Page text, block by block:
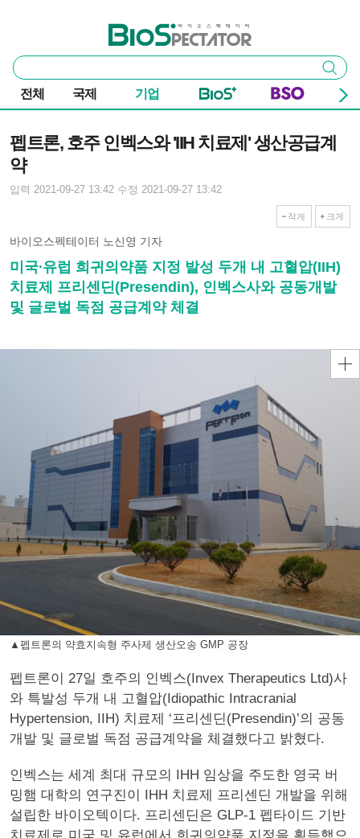
바이오스펙테이터
통
합
검
색
검색
전체 국제 기업
펩트론, 호주 인벡스와 'IIH 치료제' 생산공급계
약
입력 2021-09-27 13:42 수정 2021-09-27 13:42
작게 크게
바이오스펙테이터 노신영 기자
미국∙유럽 희귀의약품 지정 발성 두개 내 고혈압(IIH)
치료제 프리센딘(Presendin), 인벡스사와 공동개발
및 글로벌 독점 공급계약 체결
▲펩트론의 약효지속형 주사제 생산오송 GMP 공장
펩트론이 27일 호주의 인벡스(Invex Therapeutics Ltd)사
와 특발성 두개 내 고혈압(Idiopathic Intracranial
Hypertension, IIH) 치료제 ‘프리센딘(Presendin)’의 공동
개발 및 글로벌 독점 공급계약을 체결했다고 밝혔다.
인벡스는 세계 최대 규모의 IHH 임상을 주도한 영국 버
밍햄 대학의 연구진이 IHH 치료제 프리센딘 개발을 위해
설립한 바이오텍이다. 프리센딘은 GLP-1 펩타이드 기반